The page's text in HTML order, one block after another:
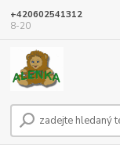
+420602541312
8-20